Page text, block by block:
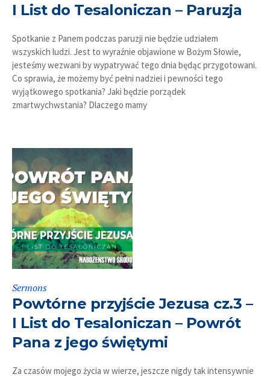
I List do Tesaloniczan – Paruzja
Spotkanie z Panem podczas paruzji nie będzie udziałem
wszyskich ludzi. Jest to wyraźnie objawione w Bożym Słowie,
jesteśmy wezwani by wypatrywać tego dnia będąc przygotowani.
Co sprawia, że możemy być pełni nadziei i pewności tego
wyjątkowego spotkania? Jaki będzie porządek
zmartwychwstania? Dlaczego mamy
Sermons
Powtórne przyjście Jezusa cz.3 –
I List do Tesaloniczan – Powrót
Pana z jego świętymi
Za czasów mojego życia w wierze, jeszcze nigdy tak intensywnie